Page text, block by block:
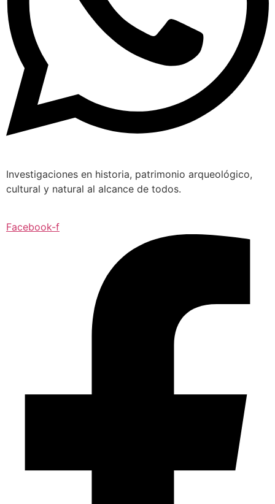
Investigaciones en historia, patrimonio arqueológico,
cultural y natural al alcance de todos.
Facebook-f